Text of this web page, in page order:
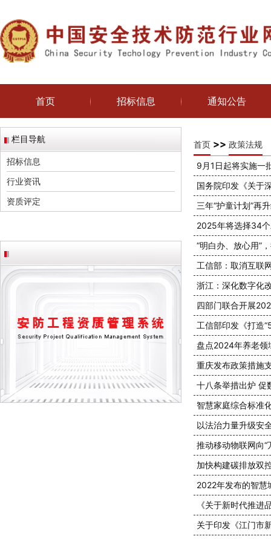
首页 招标信息 通知公告
栏目导航
招标信息
行业资讯
资质评定
首页 >> 政策法规
9月1日起将实施一
国务院印发《关于
三年“护童计划”再
2025年将选择34
“明白办、放心用”
工信部：取消互联
浙江：深化数字化
四部门联合开展
工信部印发《打造
盘点2024年养老领
重庆发布政策措施
十八条举措出炉 促
智慧家庭综合标准
以法治力量升级安
推动移动物联网向“
加快构建碳排放双
2022年发布的智慧
《关于新时代推进
关于印发《江门市